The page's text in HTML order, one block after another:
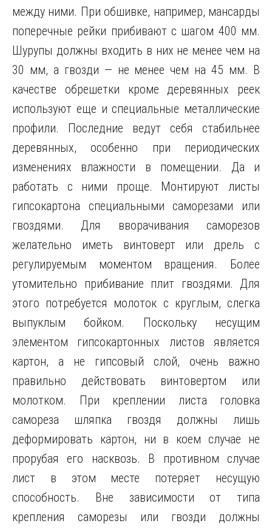
между ними. При обшивке, например, мансарды
поперечные рейки прибивают с шагом 400 мм.
Шурупы должны входить в них не менее чем на
30 мм, а гвозди — не менее чем на 45 мм. В
качестве обрешетки кроме деревянных реек
используют еще и специальные металлические
профили. Последние ведут себя стабильнее
деревянных, особенно при периодических
изменениях влажности в помещении. Да и
работать с ними проще. Монтируют листы
гипсокартона специальными саморезами или
гвоздями. Для вворачивания саморезов
желательно иметь винтоверт или дрель с
регулируемым моментом вращения. Более
утомительно прибивание плит гвоздями. Для
этого потребуется молоток с круглым, слегка
выпуклым бойком. Поскольку несущим
элементом гипсокартонных листов является
картон, а не гипсовый слой, очень важно
правильно действовать винтовертом или
молотком. При креплении листа головка
самореза шляпка гвоздя должны лишь
деформировать картон, ни в коем случае не
прорубая его насквозь. В противном случае
лист в этом месте потеряет несущую
способность. Вне зависимости от типа
крепления саморезы или гвозди должны